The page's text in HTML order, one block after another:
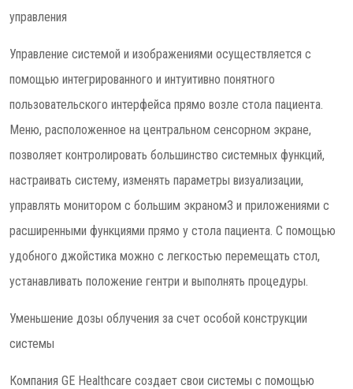
управления
Управление системой и изображениями осуществляется с
помощью интегрированного и интуитивно понятного
пользовательского интерфейса прямо возле стола пациента.
Меню, расположенное на центральном сенсорном экране,
позволяет контролировать большинство системных функций,
настраивать систему, изменять параметры визуализации,
управлять монитором с большим экраном3 и приложениями с
расширенными функциями прямо у стола пациента. С помощью
удобного джойстика можно с легкостью перемещать стол,
устанавливать положение гентри и выполнять процедуры.
Уменьшение дозы облучения за счет особой конструкции
системы
Компания GE Healthcare создает свои системы с помощью